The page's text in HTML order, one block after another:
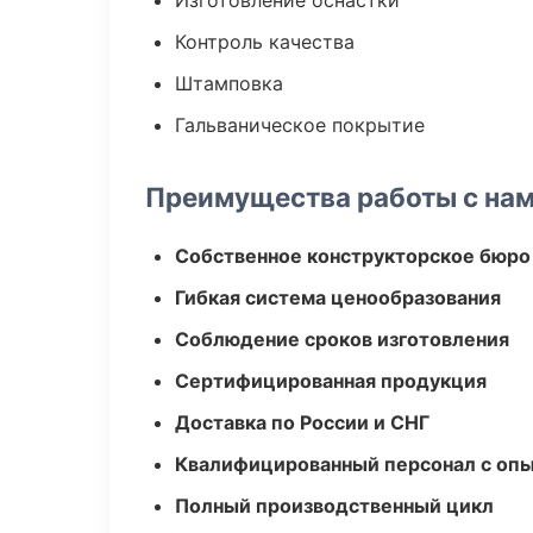
Контроль качества
Штамповка
Гальваническое покрытие
Преимущества работы с
Собственное конструкторское бюро
Гибкая система ценообразования
Соблюдение сроков изготовления
Сертифицированная продукция
Доставка по России и СНГ
Квалифицированный персонал с
Полный производственный цикл